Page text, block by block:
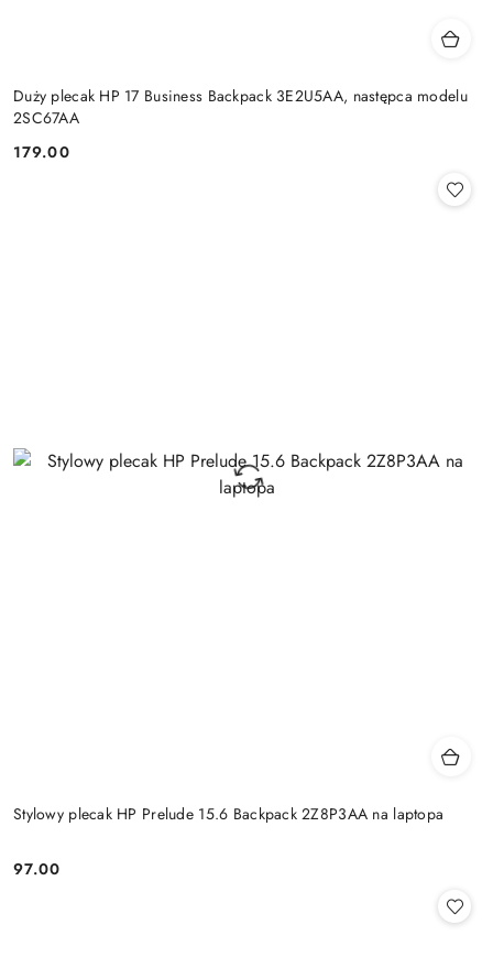
Duży plecak HP 17 Business Backpack 3E2U5AA, następca modelu
2SC67AA
Cena:
179.00
Stylowy plecak HP Prelude 15.6 Backpack 2Z8P3AA na laptopa
Cena:
97.00